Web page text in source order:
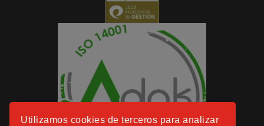
Utilizamos cookies de terceros para analizar